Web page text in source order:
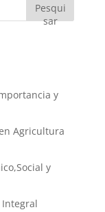
Pesqui
sar
y
Agricultura
y
Integral